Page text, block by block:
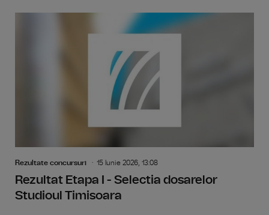
Rezultate concursuri 15 Iunie 2026, 13:08
Rezultat Etapa I - Selectia dosarelor
Studioul Timisoara